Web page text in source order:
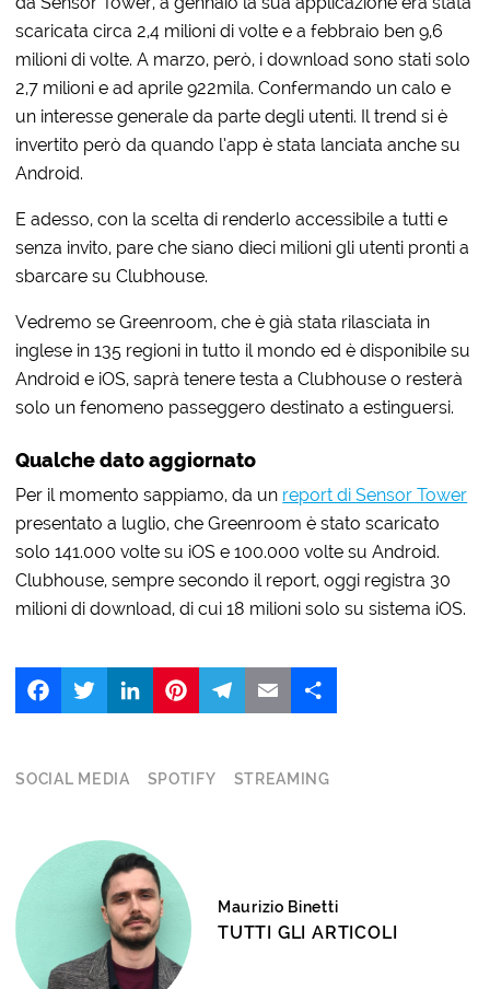
scaricata circa 2,4 milioni di volte e a febbraio ben 9,6
milioni di volte. A marzo, però, i download sono stati solo
2,7 milioni e ad aprile 922mila. Confermando un calo e
un interesse generale da parte degli utenti. Il trend si è
invertito però da quando l’app è stata lanciata anche su
Android.
E adesso, con la scelta di renderlo accessibile a tutti e
senza invito, pare che siano dieci milioni gli utenti pronti a
sbarcare su Clubhouse.
Vedremo se Greenroom, che è già stata rilasciata in
inglese in 135 regioni in tutto il mondo ed è disponibile su
Android e iOS, saprà tenere testa a Clubhouse o resterà
solo un fenomeno passeggero destinato a estinguersi.
Qualche dato aggiornato
Per il momento sappiamo, da un report di Sensor Tower
presentato a luglio, che Greenroom è stato scaricato
solo 141.000 volte su iOS e 100.000 volte su Android.
Clubhouse, sempre secondo il report, oggi registra 30
milioni di download, di cui 18 milioni solo su sistema iOS.
FacebookTwitter LinkedIn
SOCIAL MEDIA SPOTIFY STREAMING
Maurizio Binetti
TUTTI GLI ARTICOLI